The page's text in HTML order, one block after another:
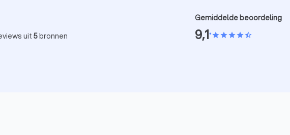
uit5bronnen
Gemiddelde beoordeling
9,1•starstarstarstarstar_half